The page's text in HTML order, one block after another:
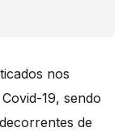
nos
19, sendo
de